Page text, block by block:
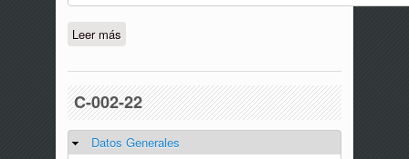
Leer más
C-002-22
Ocultar
Datos Generales